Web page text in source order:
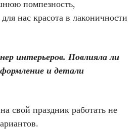
помпезность,
нас красота в лаконичности
интерьеров. Повлияла ли
и детали
свой праздник работать не